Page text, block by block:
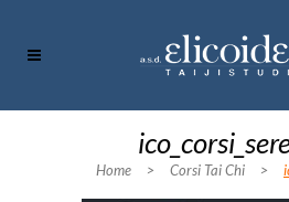
Home > Corsi Tai Chi >